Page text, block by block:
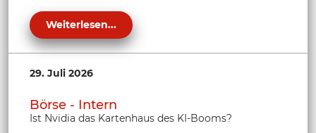
Weiterlesen...
29. Juli 2026
Börse - Intern
Ist Nvidia das Kartenhaus des KI-Booms?